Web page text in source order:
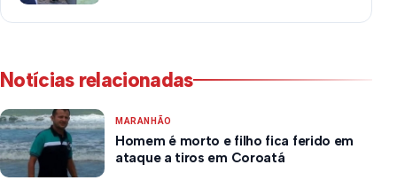
Notícias relacionadas
MARANHÃO
Homem é morto e filho fica ferido em
ataque a tiros em Coroatá